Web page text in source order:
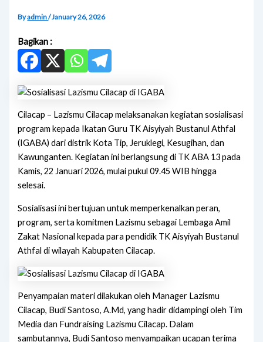
Byadmin/January 26, 2026
Bagikan :
Cilacap – Lazismu Cilacap melaksanakan kegiatan sosialisasi
program kepada Ikatan Guru TK Aisyiyah Bustanul Athfal
(IGABA) dari distrik Kota Tip, Jeruklegi, Kesugihan, dan
Kawunganten. Kegiatan ini berlangsung di TK ABA 13 pada
Kamis, 22 Januari 2026, mulai pukul 09.45 WIB hingga
selesai.
Sosialisasi ini bertujuan untuk memperkenalkan peran,
program, serta komitmen Lazismu sebagai Lembaga Amil
Zakat Nasional kepada para pendidik TK Aisyiyah Bustanul
Athfal di wilayah Kabupaten Cilacap.
Penyampaian materi dilakukan oleh Manager Lazismu
Cilacap, Budi Santoso, A.Md, yang hadir didampingi oleh Tim
Media dan Fundraising Lazismu Cilacap. Dalam
sambutannya, Budi Santoso menyampaikan ucapan terima